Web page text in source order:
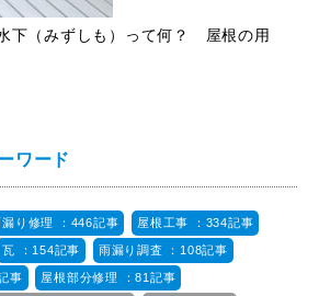
下（みずしも）って何？ 屋根の用
ワード
漏り修理 ：446記事 屋根工事 ：334記事
瓦 ：154記事 雨漏り調査 ：108記事
事 屋根部分修理 ：81記事